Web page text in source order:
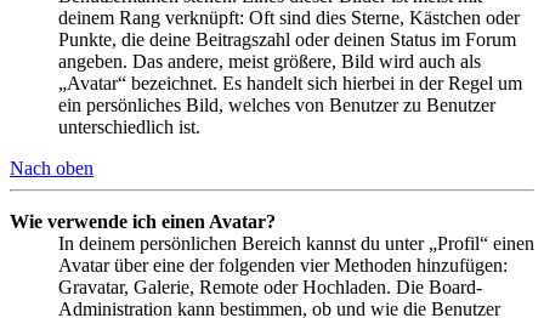
deinem Rang verknüpft: Oft sind dies Sterne, Kästchen oder
Punkte, die deine Beitragszahl oder deinen Status im Forum
angeben. Das andere, meist größere, Bild wird auch als
„Avatar“ bezeichnet. Es handelt sich hierbei in der Regel um
ein persönliches Bild, welches von Benutzer zu Benutzer
unterschiedlich ist.
Nach oben
Wie verwende ich einen Avatar?
In deinem persönlichen Bereich kannst du unter „Profil“ einen
Avatar über eine der folgenden vier Methoden hinzufügen:
Gravatar, Galerie, Remote oder Hochladen. Die Board-
Administration kann bestimmen, ob und wie die Benutzer